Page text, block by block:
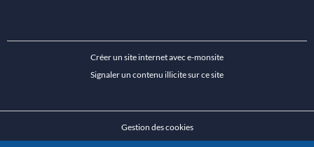
Créer un site internet avec e-monsite
Signaler un contenu illicite sur ce site
Gestion des cookies